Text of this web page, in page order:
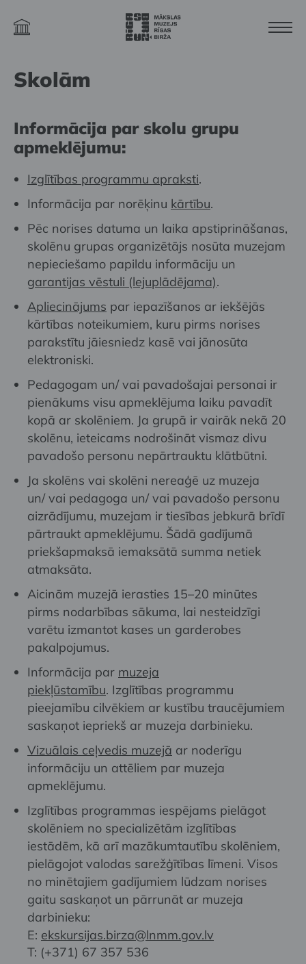
Skolām
Informācija par skolu grupu
apmeklējumu:
Izglītības programmu apraksti.
Informācija par norēķinu kārtību.
Pēc norises datuma un laika apstiprināšanas,
skolēnu grupas organizētājs nosūta muzejam
nepieciešamo papildu informāciju un
garantijas vēstuli (lejuplādējama).
Apliecinājums par iepazīšanos ar iekšējās
kārtības noteikumiem, kuru pirms norises
parakstītu jāiesniedz kasē vai jānosūta
elektroniski.
Pedagogam un/ vai pavadošajai personai ir
pienākums visu apmeklējuma laiku pavadīt
kopā ar skolēniem. Ja grupā ir vairāk nekā 20
skolēnu, ieteicams nodrošināt vismaz divu
pavadošo personu nepārtrauktu klātbūtni.
Ja skolēns vai skolēni nereaģē uz muzeja
un/vai pedagoga un/vai pavadošo personu
aizrādījumu, muzejam ir tiesības jebkurā brīdī
pārtraukt apmeklējumu. Šādā gadījumā
priekšapmaksā iemaksātā summa netiek
atmaksāta.
Aicinām muzejā ierasties 15–20 minūtes
pirms nodarbības sākuma, lai nesteidzīgi
varētu izmantot kases un garderobes
pakalpojumus.
Informācija par muzeja
piekļūstamību. Izglītības programmu
pieejamību cilvēkiem ar kustību traucējumiem
saskaņot iepriekš ar muzeja darbinieku.
Vizuālais ceļvedis muzejā ar noderīgu
informāciju un attēliem par muzeja
apmeklējumu.
Izglītības programmas iespējams pielāgot
skolēniem no specializētām izglītības
iestādēm, kā arī mazākumtautību skolēniem,
pielāgojot valodas sarežģītības līmeni. Visos
no minētajiem gadījumiem lūdzam norises
gaitu saskaņot un pārrunāt ar muzeja
darbinieku:
E: ekskursijas.birza@lnmm.gov.lv
T: (+371) 67 357 536